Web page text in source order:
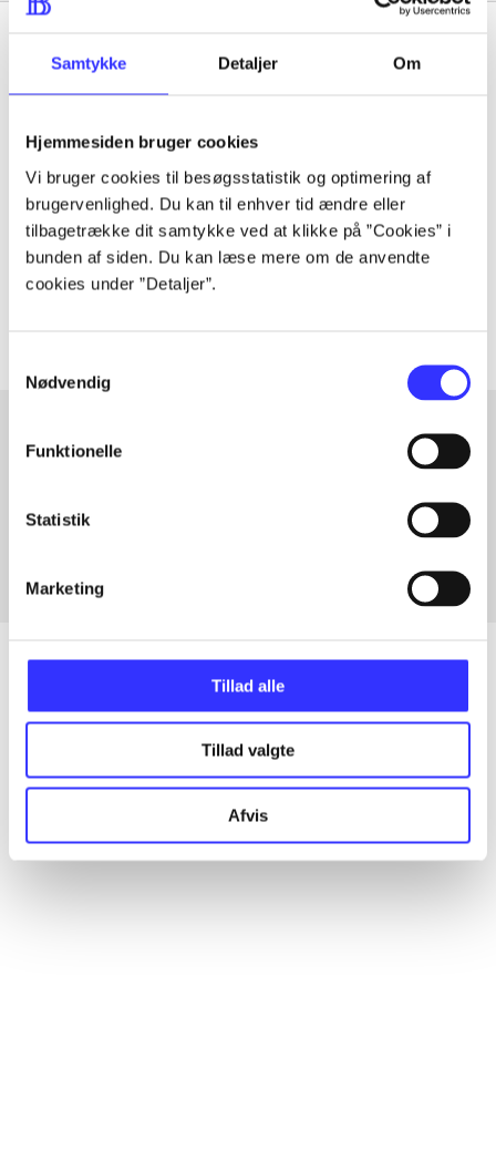
Samtykke Detaljer Om
Hjemmesiden bruger cookies
Vi bruger cookies til besøgsstatistik og optimering af
brugervenlighed. Du kan til enhver tid ændre eller
tilbagetrække dit samtykke ved at klikke på ”Cookies” i
bunden af siden. Du kan læse mere om de anvendte
cookies under ”Detaljer”.
Nødvendig
Funktionelle
Statistik
Marketing
Tillad alle
Tillad valgte
Afvis
Tidsskrift
lorem ipsum dolor sit amet ...
Tidsskrift
Artiklerne i handler ofte om
Fra
Artikler
Alle registrerede artikler fordelt på udgivelser